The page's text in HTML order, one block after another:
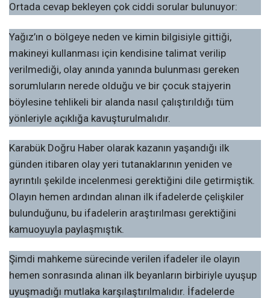
Ortada cevap bekleyen çok ciddi sorular bulunuyor:
Yağız’ın o bölgeye neden ve kimin bilgisiyle gittiği,
makineyi kullanması için kendisine talimat verilip
verilmediği, olay anında yanında bulunması gereken
sorumluların nerede olduğu ve bir çocuk stajyerin
böylesine tehlikeli bir alanda nasıl çalıştırıldığı tüm
yönleriyle açıklığa kavuşturulmalıdır.
Karabük Doğru Haber olarak kazanın yaşandığı ilk
günden itibaren olay yeri tutanaklarının yeniden ve
ayrıntılı şekilde incelenmesi gerektiğini dile getirmiştik.
Olayın hemen ardından alınan ilk ifadelerde çelişkiler
bulunduğunu, bu ifadelerin araştırılması gerektiğini
kamuoyuyla paylaşmıştık.
Şimdi mahkeme sürecinde verilen ifadeler ile olayın
hemen sonrasında alınan ilk beyanların birbiriyle uyuşup
uyuşmadığı mutlaka karşılaştırılmalıdır. İfadelerde